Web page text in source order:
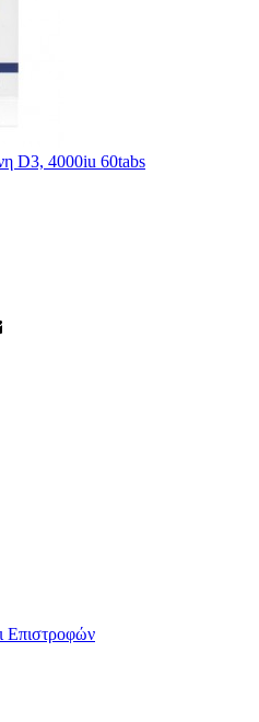
D3, 4000iu 60tabs
Επιστροφών